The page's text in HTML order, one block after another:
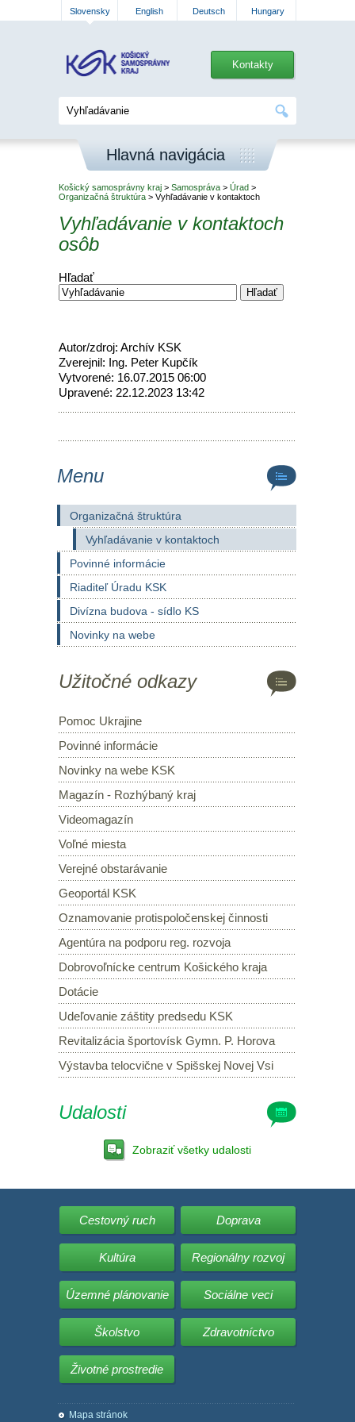
Slovensky English Deutsch Hungary
Kontakty
Hlavná navigácia
Košický samosprávny kraj > Samospráva > Úrad >
Organizačná štruktúra > Vyhľadávanie v kontaktoch
Vyhľadávanie v kontaktoch
osôb
Hľadať
Autor/zdroj: Archív KSK
Zverejnil: Ing. Peter Kupčík
Vytvorené: 16.07.2015 06:00
Upravené: 22.12.2023 13:42
Menu
Organizačná štruktúra
Vyhľadávanie v kontaktoch
Povinné informácie
Riaditeľ Úradu KSK
Divízna budova - sídlo KS
Novinky na webe
Užitočné odkazy
Pomoc Ukrajine
Povinné informácie
Novinky na webe KSK
Magazín - Rozhýbaný kraj
Videomagazín
Voľné miesta
Verejné obstarávanie
Geoportál KSK
Oznamovanie protispoločenskej činnosti
Agentúra na podporu reg. rozvoja
Dobrovoľnícke centrum Košického kraja
Dotácie
Udeľovanie záštity predsedu KSK
Revitalizácia športovísk Gymn. P. Horova
Výstavba telocvične v Spišskej Novej Vsi
Udalosti
Zobraziť všetky udalosti
Cestovný ruch Doprava
Kultúra Regionálny rozvoj
Územné plánovanie Sociálne veci
Školstvo Zdravotníctvo
Životné prostredie
Mapa stránok